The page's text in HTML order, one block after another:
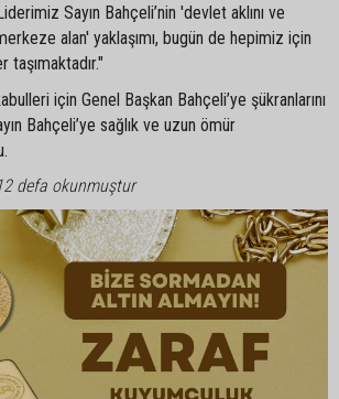
Sayın Bahçeli’nin 'devlet aklını ve
alan' yaklaşımı, bugün de hepimiz için
için Genel Başkan Bahçeli’ye şükranlarını
Bahçeli’ye sağlık ve uzun ömür
defa okunmuştur